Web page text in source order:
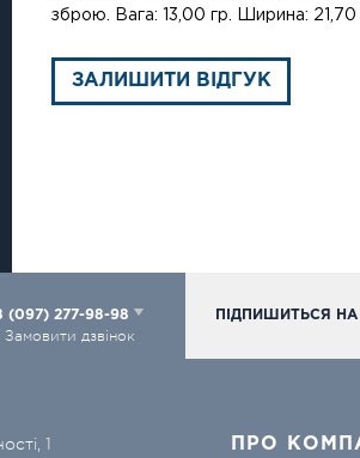
зброю. Вага: 13,00 гр. Ширина:
ЗАЛИШИТИ ВІДГУК
(097) 277-98-98
Замовити дзвінок
ПІДПИШИТЬСЯ НА
1 ПРО